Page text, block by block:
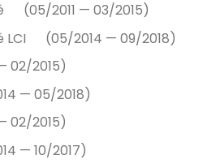
(05/2011 — 03/2015)
LCI (05/2014 — 09/2018)
02/2015)
— 05/2018)
02/2015)
— 10/2017)